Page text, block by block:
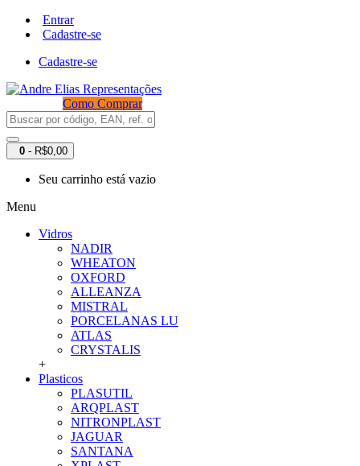
Entrar
Cadastre-se
Cadastre-se
Como Comprar
0 - R$0,00
Seu carrinho está vazio
Menu
Vidros
NADIR
WHEATON
OXFORD
ALLEANZA
MISTRAL
PORCELANAS LU
ATLAS
CRYSTALIS
+
Plasticos
PLASUTIL
ARQPLAST
NITRONPLAST
JAGUAR
SANTANA